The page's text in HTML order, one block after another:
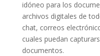
idóneo para los
archivos digitales de
chat, correos
cuales puedan
documentos.